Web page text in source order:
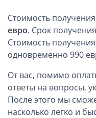
Канадские компании LTD
Канадские партнерства LP
Компании в США
Оффшорные компании
Оффшоры в Белизе
Оффшоры на БВО (BVI)
Стоимость
евро. Срок
Cтоимость
одновременно 990
От вас, помимо
ответы на вопросы,
После этого мы
насколько легко и